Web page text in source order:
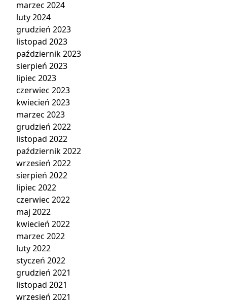
marzec 2024
luty 2024
grudzień 2023
listopad 2023
październik 2023
sierpień 2023
lipiec 2023
czerwiec 2023
kwiecień 2023
marzec 2023
grudzień 2022
listopad 2022
październik 2022
wrzesień 2022
sierpień 2022
lipiec 2022
czerwiec 2022
maj 2022
kwiecień 2022
marzec 2022
luty 2022
styczeń 2022
grudzień 2021
listopad 2021
wrzesień 2021